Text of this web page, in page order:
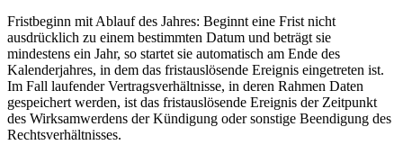
Fristbeginn mit Ablauf des Jahres: Beginnt eine Frist nicht
ausdrücklich zu einem bestimmten Datum und beträgt sie
mindestens ein Jahr, so startet sie automatisch am Ende des
Kalenderjahres, in dem das fristauslösende Ereignis eingetreten ist.
Im Fall laufender Vertragsverhältnisse, in deren Rahmen Daten
gespeichert werden, ist das fristauslösende Ereignis der Zeitpunkt
des Wirksamwerdens der Kündigung oder sonstige Beendigung des
Rechtsverhältnisses.